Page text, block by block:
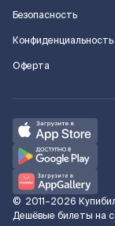
Безопасность
Конфиденциальность
Оферта
© 2011–2026
Дешёвые билеты на